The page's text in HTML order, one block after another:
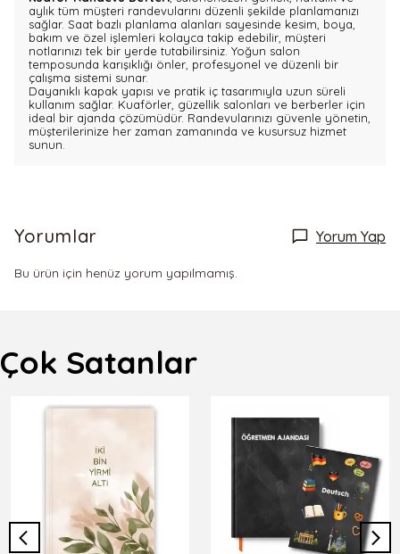
aylık tüm müşteri randevularını düzenli şekilde planlamanızı
sağlar. Saat bazlı planlama alanları sayesinde kesim, boya,
bakım ve özel işlemleri kolayca takip edebilir, müşteri
notlarınızı tek bir yerde tutabilirsiniz. Yoğun salon
temposunda karışıklığı önler, profesyonel ve düzenli bir
çalışma sistemi sunar.
Dayanıklı kapak yapısı ve pratik iç tasarımıyla uzun süreli
kullanım sağlar. Kuaförler, güzellik salonları ve berberler için
ideal bir ajanda çözümüdür. Randevularınızı güvenle yönetin,
müşterilerinize her zaman zamanında ve kusursuz hizmet
sunun.
Yorumlar Yorum Yap
Bu ürün için henüz yorum yapılmamış.
Çok Satanlar